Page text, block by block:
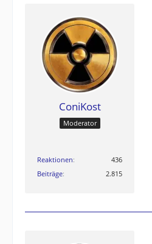
ConiKost
Moderator
Reaktionen
436
Beiträge
2.815